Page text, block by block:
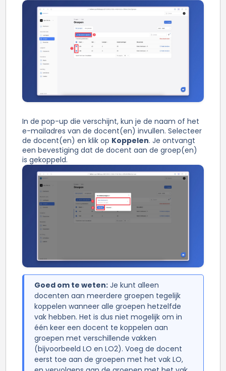
In de pop-up die verschijnt, kun je de naam of het
e-mailadres van de docent(en) invullen. Selecteer
de docent(en) en klik op Koppelen. Je ontvangt
een bevestiging dat de docent aan de groep(en)
is gekoppeld.
Goed om te weten:Je kunt alleen
docenten aan meerdere groepen tegelijk
koppelen wanneer alle groepen hetzelfde
vak hebben. Het is dus niet mogelijk om in
één keer een docent te koppelen aan
groepen met verschillende vakken
(bijvoorbeeld LO en LO2). Voeg de docent
eerst toe aan de groepen met het vak LO,